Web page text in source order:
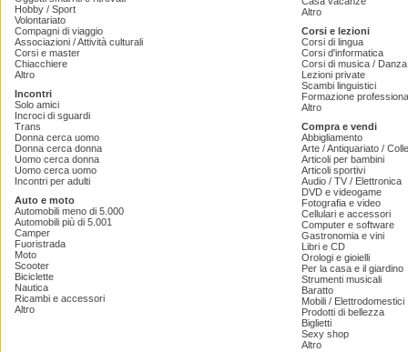
Hobby / Sport
Volontariato
Compagni di viaggio
Associazioni / Attività culturali
Corsi e master
Chiacchiere
Altro
Incontri
Solo amici
Incroci di sguardi
Trans
Donna cerca uomo
Donna cerca donna
Uomo cerca donna
Uomo cerca uomo
Incontri per adulti
Auto e moto
Automobili meno di 5.000
Automobili più di 5.001
Camper
Fuoristrada
Moto
Scooter
Biciclette
Nautica
Ricambi e accessori
Altro
Altro
Corsi e lezioni
Corsi di lingua
Corsi d'informatica
Corsi di musica /
Lezioni private
Scambi linguistici
Formazione
Altro
Compra e vendi
Abbigliamento
Arte / Antiquariato /
Articoli per bambini
Articoli sportivi
Audio / TV / Elettronica
DVD e videogame
Fotografia e video
Cellulari e accessori
Computer e software
Gastronomia e vini
Libri e CD
Orologi e gioielli
Per la casa e il giardino
Strumenti musicali
Baratto
Mobili / Elettrodomestici
Prodotti di bellezza
Biglietti
Sexy shop
Altro